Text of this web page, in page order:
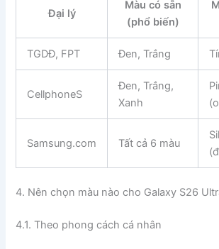
Đại lý
Màu có sẵn
(phổ biến)
TGDĐ, FPT Đen, Trắng
CellphoneS
Đen, Trắng,
Xanh
Samsung.com Tất cả 6 màu
4. Nên chọn màu nào cho Galaxy S26
4.1. Theo phong cách cá nhân